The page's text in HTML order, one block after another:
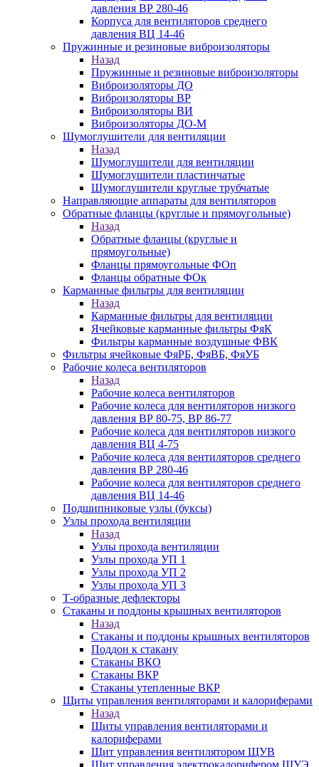
давления ВР 280-46
Корпуса для вентиляторов среднего
давления ВЦ 14-46
Пружинные и резиновые виброизоляторы
Назад
Пружинные и резиновые виброизоляторы
Виброизоляторы ДО
Виброизоляторы ВР
Виброизоляторы ВИ
Виброизоляторы ДО-М
Шумоглушители для вентиляции
Назад
Шумоглушители для вентиляции
Шумоглушители пластинчатые
Шумоглушители круглые трубчатые
Направляющие аппараты для вентиляторов
Обратные фланцы (круглые и прямоугольные)
Назад
Обратные фланцы (круглые и
прямоугольные)
Фланцы прямоугольные ФОп
Фланцы обратные ФОк
Карманные фильтры для вентиляции
Назад
Карманные фильтры для вентиляции
Ячейковые карманные фильтры ФяК
Фильтры карманные воздушные ФВК
Фильтры ячейковые ФяРБ, ФяВБ, ФяУБ
Рабочие колеса вентиляторов
Назад
Рабочие колеса вентиляторов
Рабочие колеса для вентиляторов низкого
давления ВР 80-75, ВР 86-77
Рабочие колеса для вентиляторов низкого
давления ВЦ 4-75
Рабочие колеса для вентиляторов среднего
давления ВР 280-46
Рабочие колеса для вентиляторов среднего
давления ВЦ 14-46
Подшипниковые узлы (буксы)
Узлы прохода вентиляции
Назад
Узлы прохода вентиляции
Узлы прохода УП 1
Узлы прохода УП 2
Узлы прохода УП 3
Т-образные дефлекторы
Стаканы и поддоны крышных вентиляторов
Назад
Стаканы и поддоны крышных вентиляторов
Поддон к стакану
Стаканы ВКО
Стаканы ВКР
Стаканы утепленные ВКР
Щиты управления вентиляторами и калориферами
Назад
Щиты управления вентиляторами и
калориферами
Щит управления вентилятором ЩУВ
Щит управления электрокалорифером ЩУЭ